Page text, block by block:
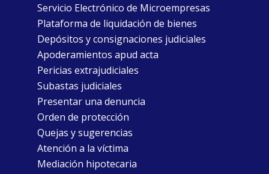
Servicio Electrónico de Microempresas
Plataforma de liquidación de bienes
Depósitos y consignaciones judiciales
Apoderamientos apud acta
Pericias extrajudiciales
Subastas judiciales
Presentar una denuncia
Orden de protección
Quejas y sugerencias
Atención a la víctima
Mediación hipotecaria